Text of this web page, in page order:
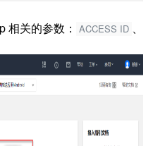
相关的参数： ACCESS ID 、